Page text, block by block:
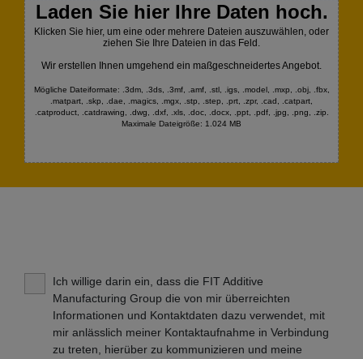
Laden Sie hier Ihre Daten hoch.
Klicken Sie hier, um eine oder mehrere Dateien auszuwählen, oder
ziehen Sie Ihre Dateien in das Feld.
Wir erstellen Ihnen umgehend ein maßgeschneidertes Angebot.
Mögliche Dateiformate: .3dm, .3ds, .3mf, .amf, .stl, .igs, .model, .mxp, .obj, .fbx,
.matpart, .skp, .dae, .magics, .mgx, .stp, .step, .prt, .zpr, .cad, .catpart,
.catproduct, .catdrawing, .dwg, .dxf, .xls, .doc, .docx, .ppt, .pdf, .jpg, .png, .zip.
Maximale Dateigröße: 1.024 MB
Ich willige darin ein, dass die FIT Additive
Manufacturing Group die von mir überreichten
Informationen und Kontaktdaten dazu verwendet, mit
mir anlässlich meiner Kontaktaufnahme in Verbindung
zu treten, hierüber zu kommunizieren und meine